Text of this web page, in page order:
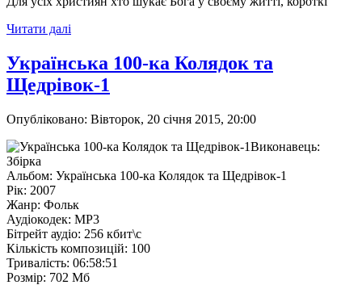
Читати далі
Українська 100-ка Колядок та
Щедрівок-1
Опубліковано: Вівторок, 20 січня 2015, 20:00
Виконавець:
Збірка
Альбом: Українська 100-ка Колядок та Щедрівок-1
Рік: 2007
Жанр: Фольк
Аудіокодек: MP3
Бітрейт аудіо: 256 кбит\с
Кількість композицій: 100
Тривалість: 06:58:51
Розмір: 702 Мб